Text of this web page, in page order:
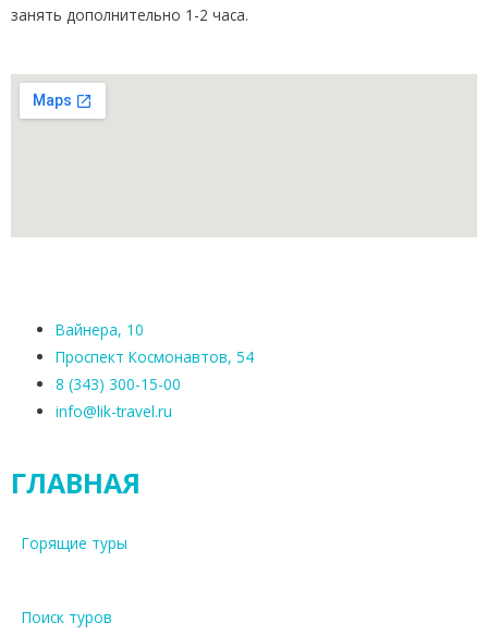
занять дополнительно 1-2 часа.
Вайнера, 10
Проспект Космонавтов, 54
8 (343) 300-15-00
info@lik-travel.ru
ГЛАВНАЯ
Горящие туры
Поиск туров